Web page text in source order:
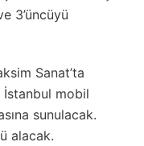
3’üncüyü
Sanat’ta
İstanbul mobil
sunulacak.
alacak.